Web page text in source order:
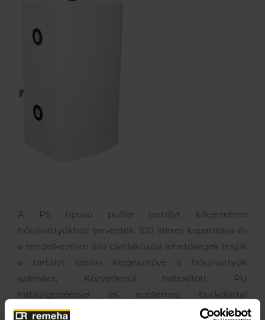
Lakossági szerviz
Cégtörténet
A PS típusú puffer tartályt kifejezetten
hőszivattyúkhoz tervezték. 100 literes kapacitása és
a rendelkezésre álló csatlakozási lehetőségek teszik
a
tartályt ideális kiegészítővé a
hőszivattyúk
számára.
Közvetlenül habosított PU
habszigeteléssel és acéllemez burkolattal
rendelkezik. A hőmérséklet-érzékelők elhelyezésére